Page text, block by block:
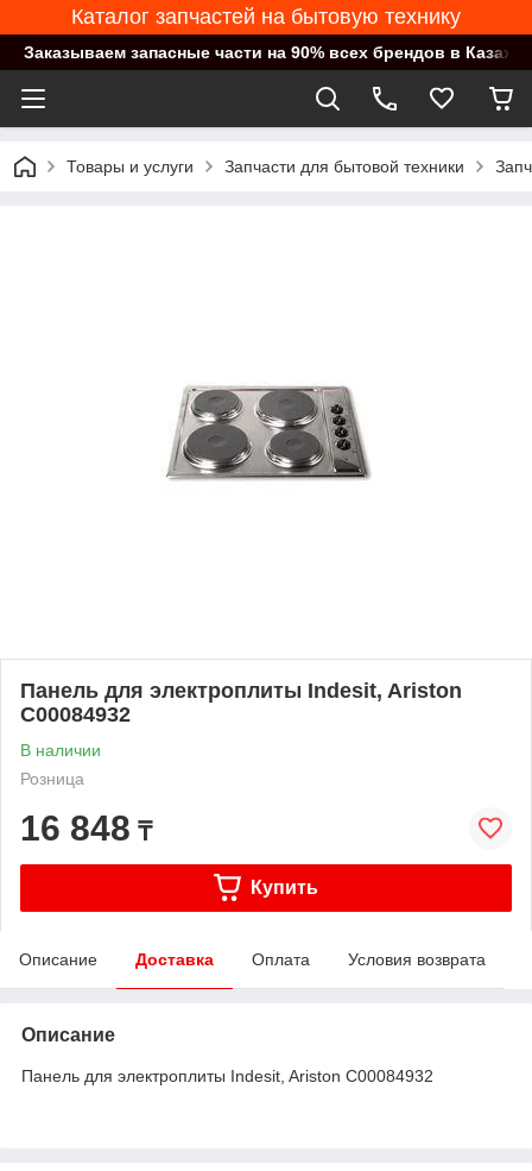
Каталог запчастей на бытовую технику
Заказываем запасные части на 90% всех брендов в
Товары и услуги Запчасти для бытовой техники
Панель для электроплиты Indesit, Ariston
C00084932
В наличии
Розница
16 848 ₸
Купить
Описание Доставка Оплата Условия возврата
Описание
Панель для электроплиты Indesit, Ariston C00084932